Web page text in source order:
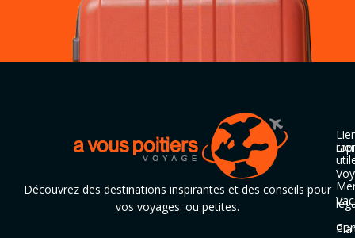
Découvrez des destinations inspirantes et des conseils pour
vos voyages. ou petites.